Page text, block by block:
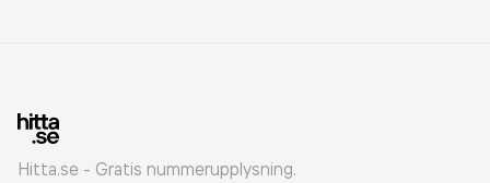
Hitta.se - Gratis nummerupplysning.